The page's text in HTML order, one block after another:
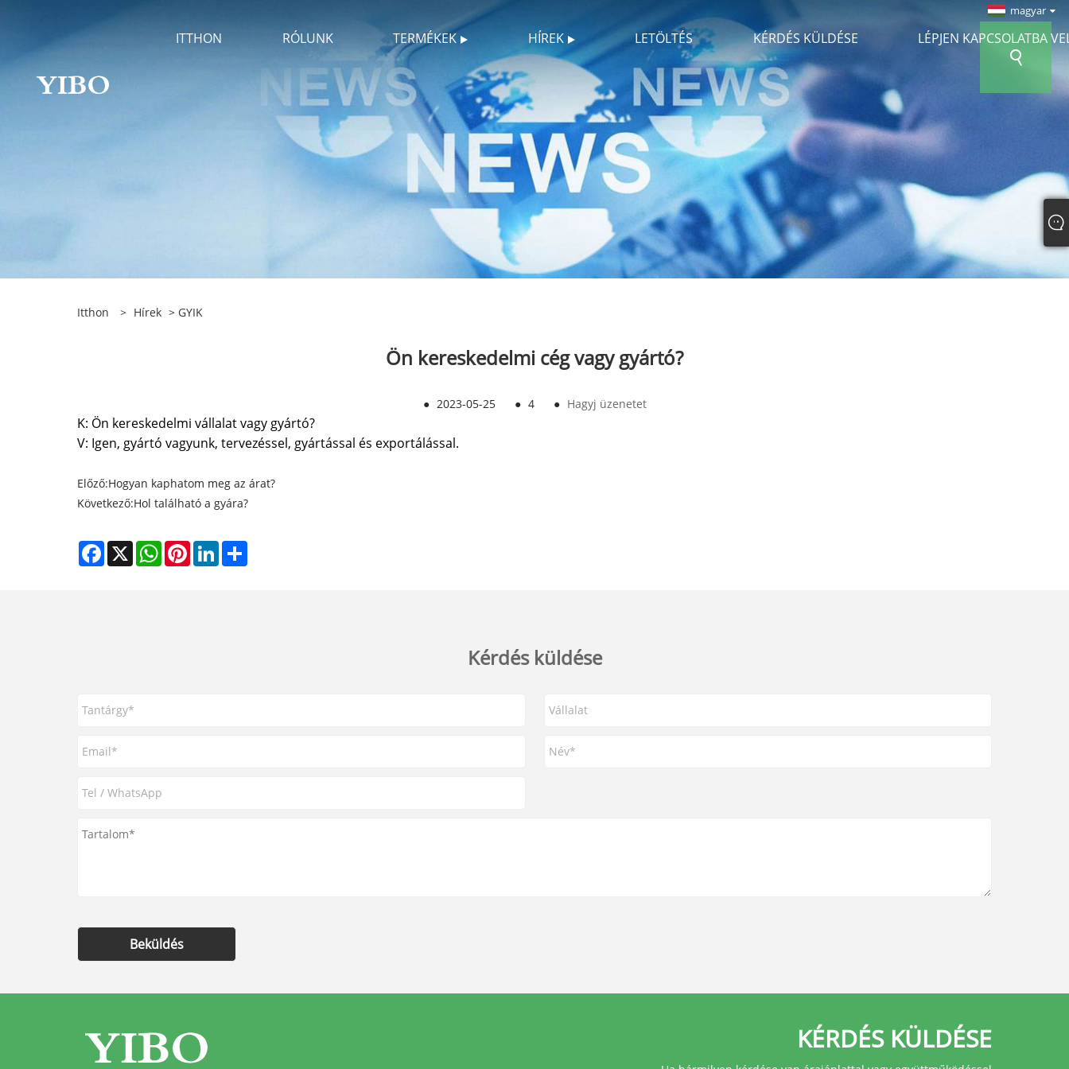
ITTHON RÓLUNK TERMÉKEK HÍREK LETÖLTÉS KÉRDÉS KÜLDÉSE LÉPJEN KAPCSOLATBA
magyar
Itthon > Hírek > GYIK
Ön kereskedelmi cég vagy gyártó?
● 2023-05-25 ● 4 ● Hagyj üzenetet
K: Ön kereskedelmi vállalat vagy gyártó?
V: Igen, gyártó vagyunk, tervezéssel, gyártással és exportálással.
Előző:Hogyan kaphatom meg az árat?
Következő:Hol található a gyára?
Facebook
X WhatsAppPinterestLinkedIn
Kérdés küldése
Beküldés
KÉRDÉS KÜLDÉSE